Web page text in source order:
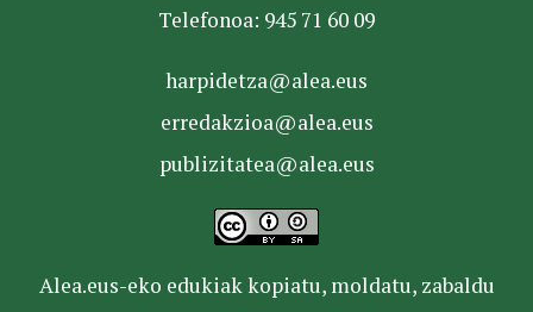
Telefonoa: 945 71 60 09
harpidetza@alea.eus
erredakzioa@alea.eus
publizitatea@alea.eus
Alea.eus-eko edukiak kopiatu, moldatu, zabaldu